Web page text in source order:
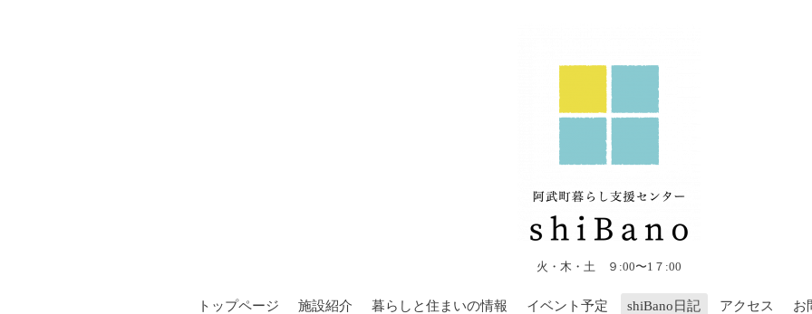
火・木・土 ９:00〜1７:00
トップページ 施設紹介 暮らしと住まいの情報 イベント予定 shiBano日記 アクセス お